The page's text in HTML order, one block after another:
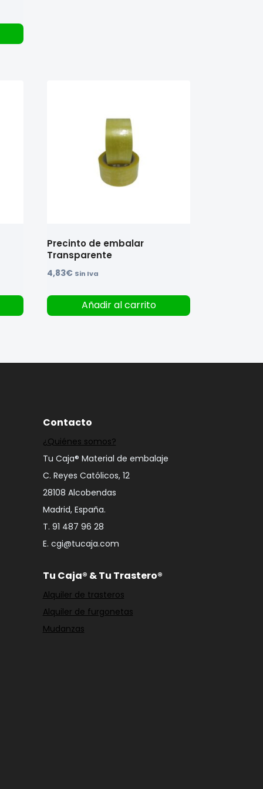
Precinto de embalar
Transparente
4,83€ Sin Iva
Añadir al carrito
Contacto
¿Quiénes somos?
Tu Caja® Material de embalaje
C. Reyes Católicos, 12
28108 Alcobendas
Madrid, España.
T. 91 487 96 28
E. cgi@tucaja.com
Tu Caja® & Tu Trastero®
Alquiler de trasteros
Alquiler de furgonetas
Mudanzas